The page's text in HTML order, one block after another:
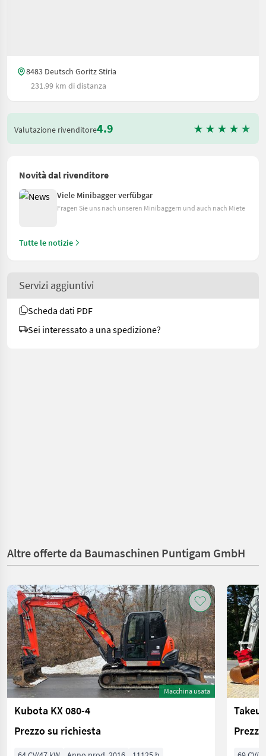
8483 Deutsch Goritz Stiria
231.99 km di distanza
Valutazione rivenditore4.9
Novità dal rivenditore
Viele Minibagger verfübgar
Fragen Sie uns nach unseren Minibaggern und auch nach Miete
Tutte le notizie
Servizi aggiuntivi
Scheda dati PDF
Sei interessato a una spedizione?
Altre offerte da Baumaschinen Puntigam GmbH
Macchina usata
Kubota KX 080-4
Prezzo su richiesta